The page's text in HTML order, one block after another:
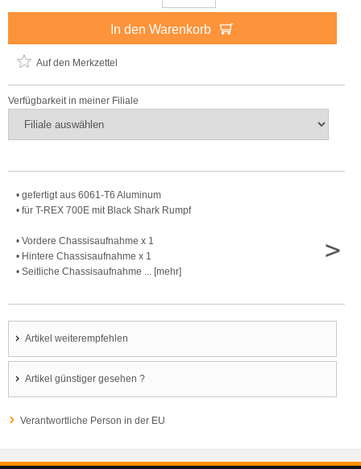
In den Warenkorb
Auf den Merkzettel
Verfügbarkeit in meiner Filiale
• gefertigt aus 6061-T6 Aluminum
• für T-REX 700E mit Black Shark Rumpf
• Vordere Chassisaufnahme x 1
• Hintere Chassisaufnahme x 1
• Seitliche Chassisaufnahme ... [mehr]
>
Artikel weiterempfehlen
Artikel günstiger gesehen ?
Verantwortliche Person in der EU